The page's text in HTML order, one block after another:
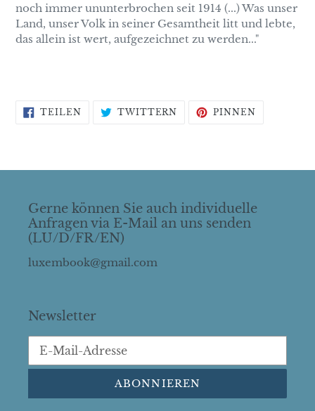
noch immer ununterbrochen seit 1914 (...) Was unser
Land, unser Volk in seiner Gesamtheit litt und lebte,
das allein ist wert, aufgezeichnet zu werden..."
TEILENAUF
FACEBOOK
TWITTERN AUF
TWITTER
PINNEN
Gerne können Sie auch individuelle
Anfragen via E-Mail an uns senden
(LU/D/FR/EN)
luxembook@gmail.com
Newsletter
ABONNIEREN